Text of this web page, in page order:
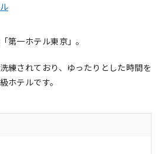
第一ホテル東京」。
練されており、ゆったりとした時間を
ホテルです。